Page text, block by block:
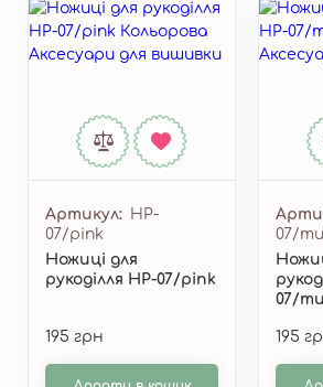
Артикул
НP-
07/pink
Ножиці для
рукоділля НP-07/pink
195 грн
07/
07/
195